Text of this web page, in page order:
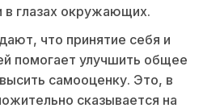
в глазах окружающих.
что принятие себя и
помогает улучшить общее
самооценку. Это, в
сказывается на